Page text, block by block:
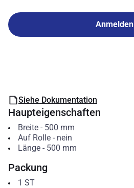
Anmelden
Siehe Dokumentation
Haupteigenschaften
Breite- 500 mm
Auf Rolle- nein
Länge- 500 mm
Packung
1 ST